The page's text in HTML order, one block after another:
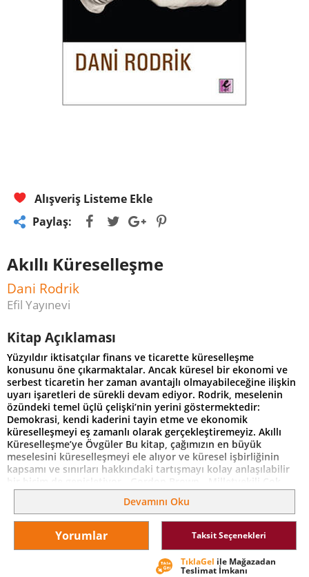
Alışveriş Listeme Ekle
Paylaş:
Akıllı Küreselleşme
Dani Rodrik
Efil Yayınevi
Kitap Açıklaması
Yüzyıldır iktisatçılar finans ve ticarette küreselleşme
konusunu öne çıkarmaktalar. Ancak küresel bir ekonomi ve
serbest ticaretin her zaman avantajlı olmayabileceğine ilişkin
uyarı işaretleri de sürekli devam ediyor. Rodrik, meselenin
özündeki temel üçlü çelişki’nin yerini göstermektedir:
Demokrasi, kendi kaderini tayin etme ve ekonomik
küreselleşmeyi eş zamanlı olarak gerçekleştiremeyiz. Akıllı
Küreselleşme’ye Övgüler Bu kitap, çağımızın en büyük
meselesini küreselleşmeyi ele alıyor ve küresel işbirliğinin
kapsamı ve sınırları hakkındaki tartışmayı kolay anlaşılabilir
bir biçim de genişletiyor. -Gordon Brown-, Milletvekili Çok
etkili bir tartışma sunan bu kitapta Dani Rodrik; ekonomik
kalkınmanın ülkeye özgü yollarını ve büyümenin daha akla
yatkın ve sürdürülebilir formlarını ortaya koyuyor.
Hiperküreselleşmenin aşırılıklarına proaktif bir bakış açısı ile
ele alınan Akıllı Küreselleşme, açık piyasalara karşı güçlü
tepkileri, finansal krizleri ve adaletsiz ticaret uygulamalarını
önlemeye çabalayanlar için zorunlu bir okumadır. -Nouriel
Devamını Oku
Yorumlar Taksit Seçenekleri
TıklaGel ile Mağazadan
Teslimat İmkanı